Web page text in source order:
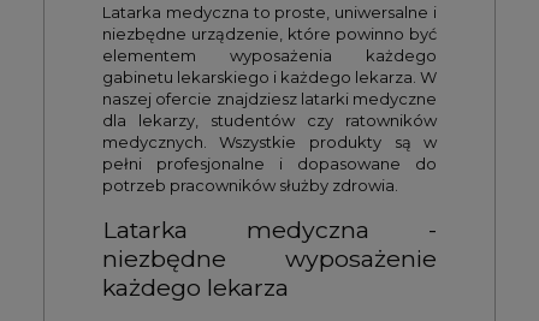
Latarka medyczna to proste, uniwersalne i
niezbędne urządzenie, które powinno być
elementem wyposażenia każdego
gabinetu lekarskiego i każdego lekarza. W
naszej ofercie znajdziesz latarki medyczne
dla lekarzy, studentów czy ratowników
medycznych. Wszystkie produkty są w
pełni profesjonalne i dopasowane do
potrzeb pracowników służby zdrowia.
Latarka medyczna -
niezbędne wyposażenie
każdego lekarza